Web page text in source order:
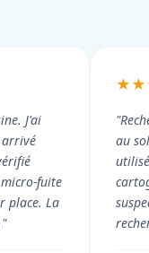
J'ai
arrivé
fuite
place. La
au